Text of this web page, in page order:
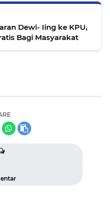
Dewi- Iing ke KPU,
Bagi Masyarakat